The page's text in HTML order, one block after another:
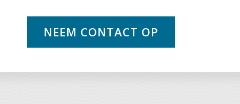
NEEM CONTACT OP